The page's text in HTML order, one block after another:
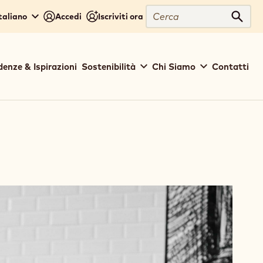
Accedi Iscriviti ora
Cerca
& Ispirazioni Sostenibilità Chi Siamo Contatti